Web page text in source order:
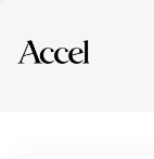
Explore